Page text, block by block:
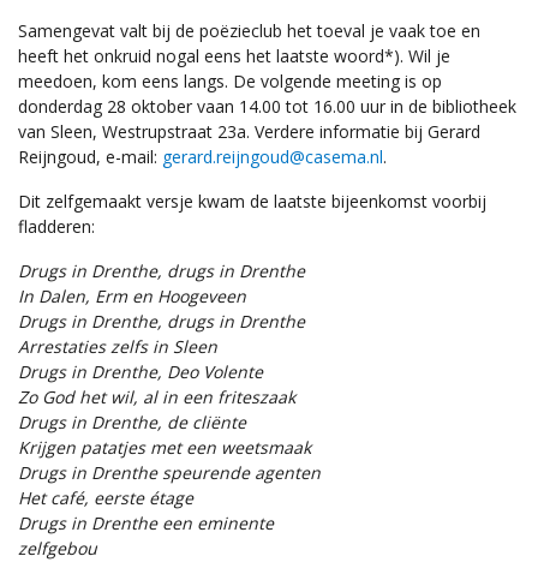
Samengevat valt bij de poëzieclub het toeval je vaak toe en
heeft het onkruid nogal eens het laatste woord*). Wil je
meedoen, kom eens langs. De volgende meeting is op
donderdag 28 oktober vaan 14.00 tot 16.00 uur in de bibliotheek
van Sleen, Westrupstraat 23a. Verdere informatie bij Gerard
Reijngoud, e-mail: gerard.reijngoud@casema.nl.
Dit zelfgemaakt versje kwam de laatste bijeenkomst voorbij
fladderen:
Drugs in Drenthe, drugs in Drenthe
In Dalen, Erm en Hoogeveen
Drugs in Drenthe, drugs in Drenthe
Arrestaties zelfs in Sleen
Drugs in Drenthe, Deo Volente
Zo God het wil, al in een friteszaak
Drugs in Drenthe, de cliënte
Krijgen patatjes met een weetsmaak
Drugs in Drenthe speurende agenten
Het café, eerste étage
Drugs in Drenthe een eminente
zelfgebou